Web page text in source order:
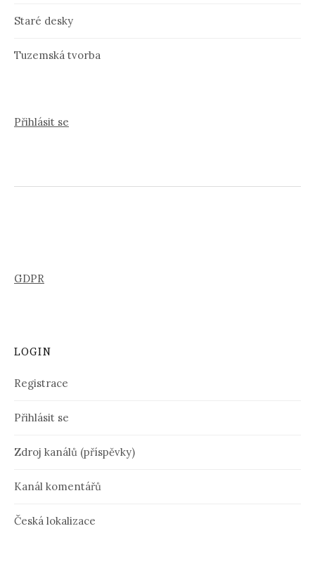
Staré desky
Tuzemská tvorba
Přihlásit se
GDPR
LOGIN
Registrace
Přihlásit se
Zdroj kanálů (příspěvky)
Kanál komentářů
Česká lokalizace